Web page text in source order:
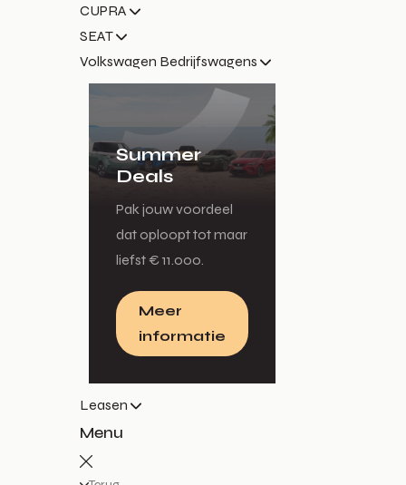
CUPRA
SEAT
Volkswagen Bedrijfswagens
Summer
Deals
Pak jouw voordeel
dat oploopt tot maar
liefst € 11.000.
Meer
informatie
Leasen
Menu